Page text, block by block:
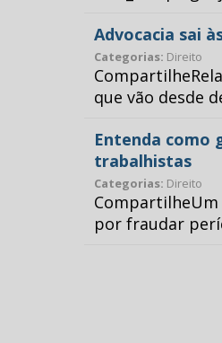
Advocacia sai
Categorias: Direito
que vão desde
Entenda como
trabalhistas
Categorias: Direito
CompartilheUm
por fraudar